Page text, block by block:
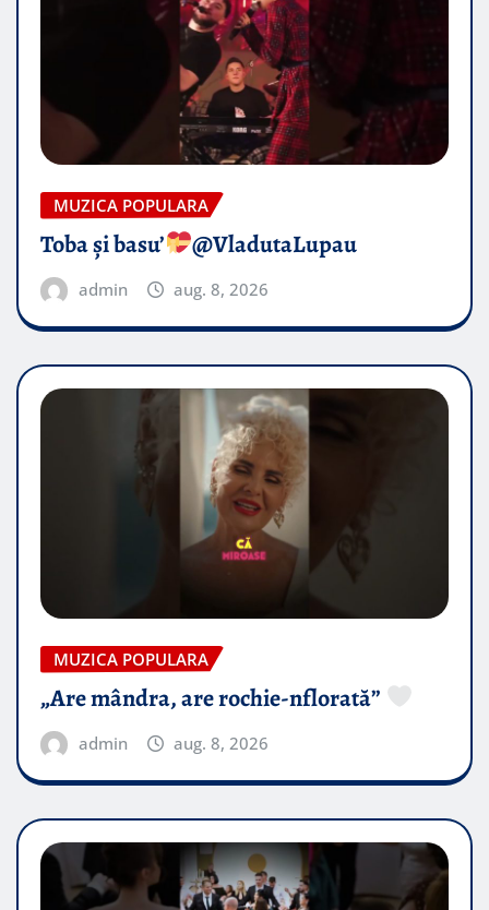
MUZICA POPULARA
Toba și basu’ @VladutaLupau
admin aug. 8, 2026
MUZICA POPULARA
„Are mândra, are rochie-nflorată”
admin aug. 8, 2026